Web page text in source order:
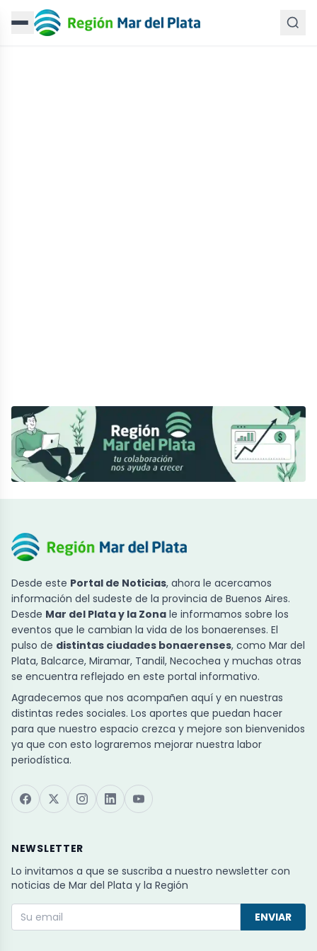
Desde este Portal de Noticias, ahora le acercamos
información del sudeste de la provincia de Buenos Aires.
Desde Mar del Plata y la Zona le informamos sobre los
eventos que le cambian la vida de los bonaerenses. El
pulso de distintas ciudades bonaerenses, como Mar del
Plata, Balcarce, Miramar, Tandil, Necochea y muchas otras
se encuentra reflejado en este portal informativo.
Agradecemos que nos acompañen aquí y en nuestras
distintas redes sociales. Los aportes que puedan hacer
para que nuestro espacio crezca y mejore son bienvenidos
ya que con esto lograremos mejorar nuestra labor
periodística.
NEWSLETTER
Lo invitamos a que se suscriba a nuestro newsletter con
noticias de Mar del Plata y la Región
ENVIAR